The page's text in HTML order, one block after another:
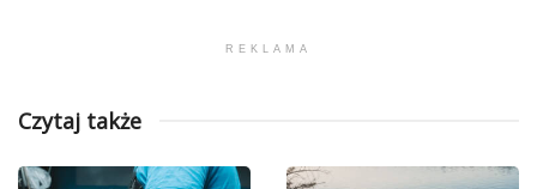
REKLAMA
Czytaj także